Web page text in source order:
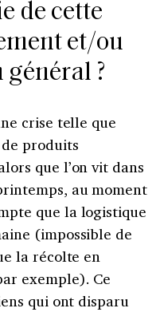
de cette
et/ou
général ?
crise telle que
produits
que l’on vit dans
au moment
que la logistique
(impossible de
la récolte en
exemple). Ce
qui ont disparu